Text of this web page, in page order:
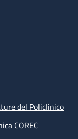
del Policlinico
COREC